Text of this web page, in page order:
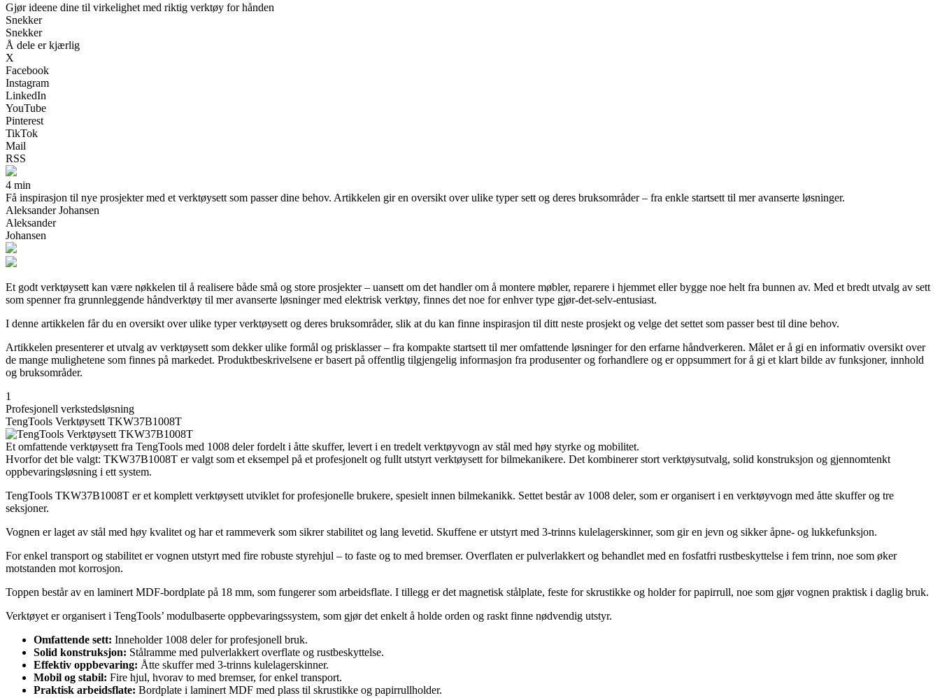
Gjør ideene dine til virkelighet med riktig verktøy for hånden
Snekker
Snekker
Å dele er kjærlig
X
Facebook
Instagram
LinkedIn
YouTube
Pinterest
TikTok
Mail
RSS
4 min
Få inspirasjon til nye prosjekter med et verktøysett som passer dine behov. Artikkelen gir en oversikt over ulike typer sett og deres bruksområder – fra enkle startsett til mer avanserte løsninger.
Aleksander Johansen
Aleksander
Johansen
Et godt verktøysett kan være nøkkelen til å realisere både små og store prosjekter – uansett om det handler om å montere møbler, reparere i hjemmet eller bygge noe helt fra bunnen av. Med et bredt utvalg av sett
som spenner fra grunnleggende håndverktøy til mer avanserte løsninger med elektrisk verktøy, finnes det noe for enhver type gjør-det-selv-entusiast.
I denne artikkelen får du en oversikt over ulike typer verktøysett og deres bruksområder, slik at du kan finne inspirasjon til ditt neste prosjekt og velge det settet som passer best til dine behov.
Artikkelen presenterer et utvalg av verktøysett som dekker ulike formål og prisklasser – fra kompakte startsett til mer omfattende løsninger for den erfarne håndverkeren. Målet er å gi en informativ oversikt over
de mange mulighetene som finnes på markedet. Produktbeskrivelsene er basert på offentlig tilgjengelig informasjon fra produsenter og forhandlere og er oppsummert for å gi et klart bilde av funksjoner, innhold
og bruksområder.
1
Profesjonell verkstedsløsning
TengTools Verktøysett TKW37B1008T
Et omfattende verktøysett fra TengTools med 1008 deler fordelt i åtte skuffer, levert i en tredelt verktøyvogn av stål med høy styrke og mobilitet.
Hvorfor det ble valgt: TKW37B1008T er valgt som et eksempel på et profesjonelt og fullt utstyrt verktøysett for bilmekanikere. Det kombinerer stort verktøysutvalg, solid konstruksjon og gjennomtenkt
oppbevaringsløsning i ett system.
TengTools TKW37B1008T er et komplett verktøysett utviklet for profesjonelle brukere, spesielt innen bilmekanikk. Settet består av 1008 deler, som er organisert i en verktøyvogn med åtte skuffer og tre
seksjoner.
Vognen er laget av stål med høy kvalitet og har et rammeverk som sikrer stabilitet og lang levetid. Skuffene er utstyrt med 3-trinns kulelagerskinner, som gir en jevn og sikker åpne- og lukkefunksjon.
For enkel transport og stabilitet er vognen utstyrt med fire robuste styrehjul – to faste og to med bremser. Overflaten er pulverlakkert og behandlet med en fosfatfri rustbeskyttelse i fem trinn, noe som øker
motstanden mot korrosjon.
Toppen består av en laminert MDF-bordplate på 18 mm, som fungerer som arbeidsflate. I tillegg er det magnetisk stålplate, feste for skrustikke og holder for papirrull, noe som gjør vognen praktisk i daglig bruk.
Verktøyet er organisert i TengTools’ modulbaserte oppbevaringssystem, som gjør det enkelt å holde orden og raskt finne nødvendig utstyr.
Omfattende sett: Inneholder 1008 deler for profesjonell bruk.
Solid konstruksjon: Stålramme med pulverlakkert overflate og rustbeskyttelse.
Effektiv oppbevaring: Åtte skuffer med 3-trinns kulelagerskinner.
Mobil og stabil: Fire hjul, hvorav to med bremser, for enkel transport.
Praktisk arbeidsflate: Bordplate i laminert MDF med plass til skrustikke og papirrullholder.